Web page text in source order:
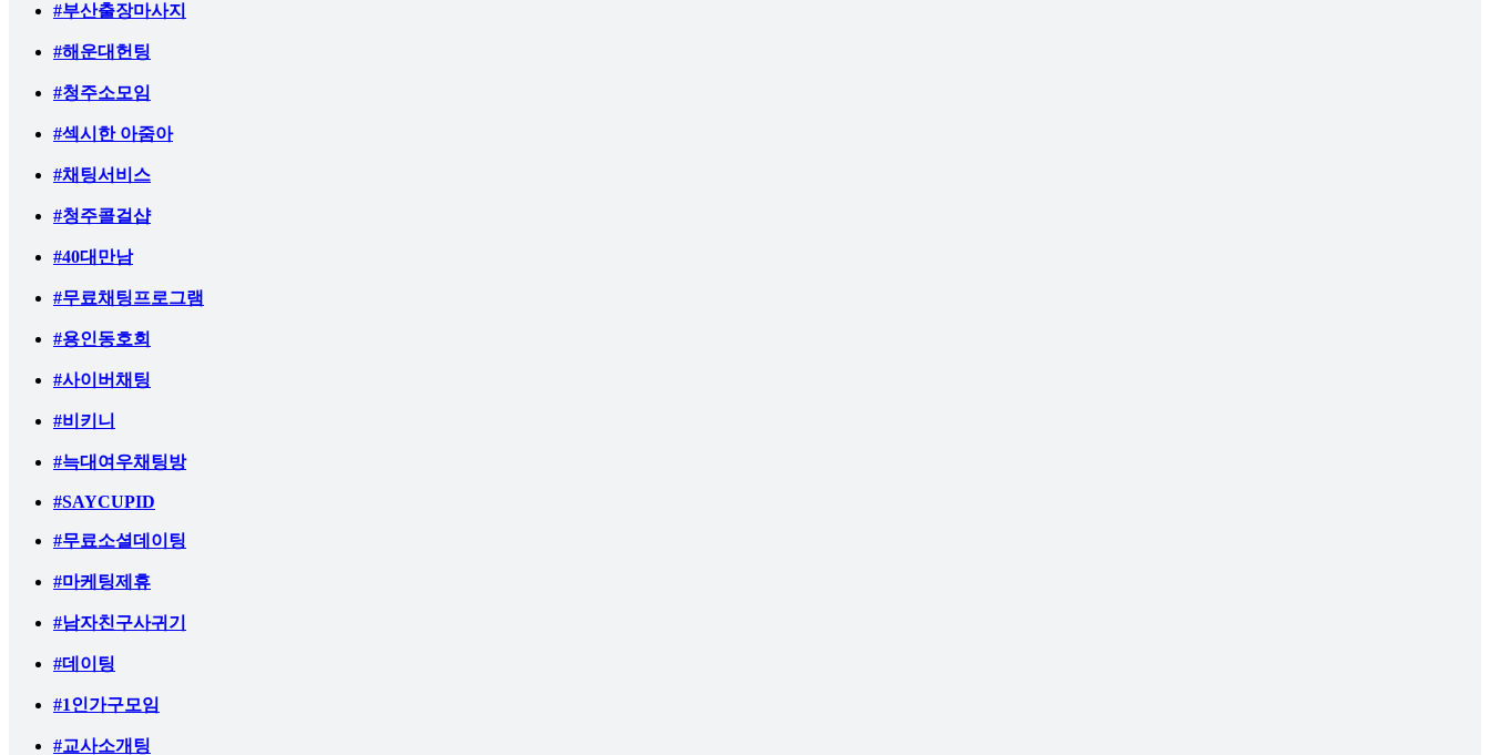
#부산출장마사지
#해운대헌팅
#청주소모임
#섹시한 아줌아
#채팅서비스
#청주콜걸샵
#40대만남
#무료채팅프로그램
#용인동호회
#사이버채팅
#비키니
#늑대여우채팅방
#SAYCUPID
#무료소셜데이팅
#마케팅제휴
#남자친구사귀기
#데이팅
#1인가구모임
#교사소개팅